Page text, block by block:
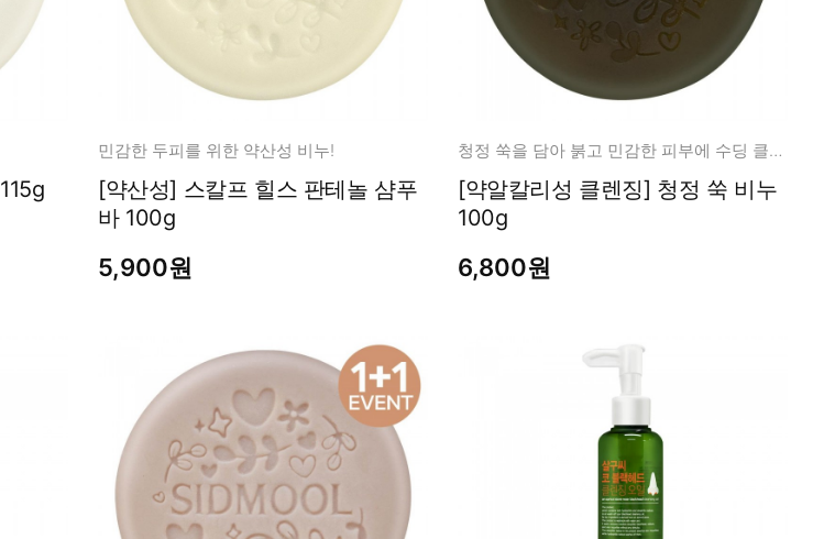
스칼프 힐스 판테놀 린스바 115g
민감한 두피를 위한 약산성 비누!
[약산성] 스칼프 힐스 판테놀 샴푸
바 100g
5,900원
청정 쑥을 담아 붉고 민감한 피부에 수딩 클렌징!
[약알칼리성 클렌징] 청정 쑥 비누
100g
6,800원